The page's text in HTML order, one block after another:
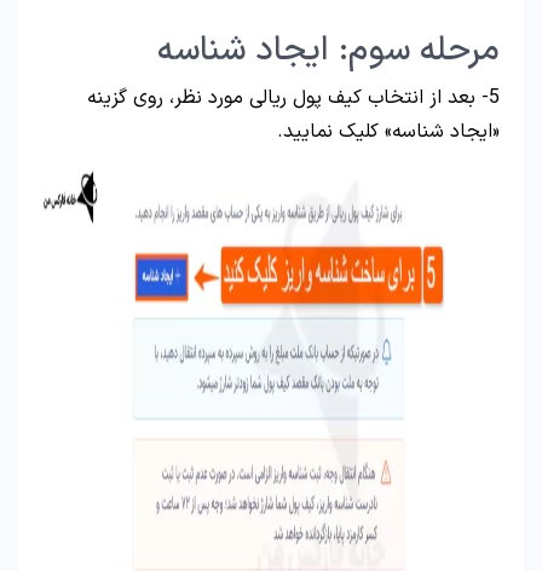
مرحله سوم: ایجاد شناسه
5- بعد از انتخاب کیف پول ریالی مورد نظر، روی گزینه
«ایجاد شناسه» کلیک نمایید.